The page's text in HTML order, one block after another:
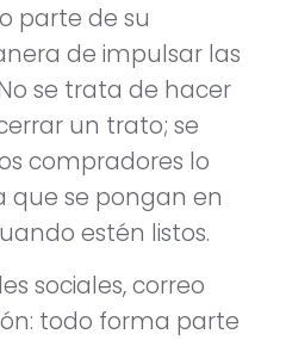
parte de su
de impulsar las
se trata de hacer
un trato; se
compradores lo
que se pongan en
estén listos.
sociales, correo
todo forma parte